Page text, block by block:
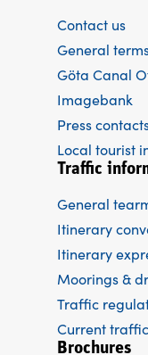
Contact us
General
Göta Canal
Imagebank
Press
Local tourist
Traffic
General
Itinerary
Itinerary
Moorings &
Traffic
Current
Brochures